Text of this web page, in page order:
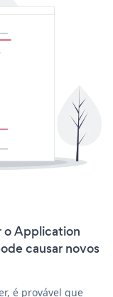
o Application
causar novos
é provável que